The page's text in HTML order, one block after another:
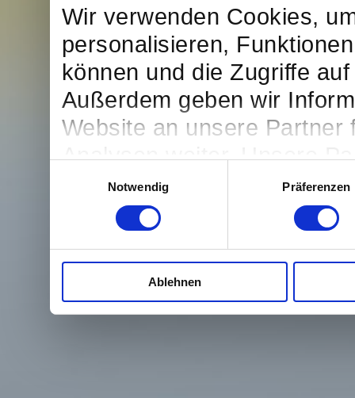
Wir verwenden Cookies,
personalisieren,
können und die Zugriffe
Außerdem geben wir
Website an unsere Partner
Analysen weiter. Unsere
möglicherweise mit
bereitgestellt haben oder
Dienste gesammelt haben.
Notwendig
Präferenzen
Ablehnen